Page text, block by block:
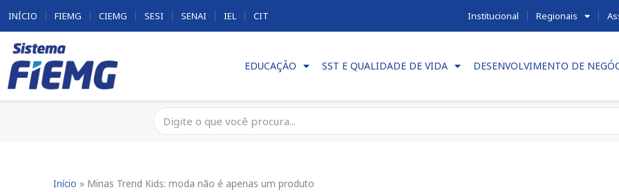
INÍCIO FIEMG CIEMG SESI SENAI IEL CIT Institucional Regionais
EDUCAÇÃO SST E QUALIDADE DE VIDA DESENVOLVIMENTO DE
Início » Minas Trend Kids: moda não é apenas um produto